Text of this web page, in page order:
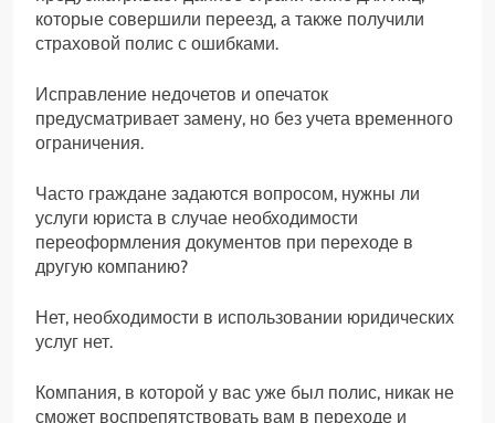
которые совершили переезд, а также получили
страховой полис с ошибками.
Исправление недочетов и опечаток
предусматривает замену, но без учета временного
ограничения.
Часто граждане задаются вопросом, нужны ли
услуги юриста в случае необходимости
переоформления документов при переходе в
другую компанию?
Нет, необходимости в использовании юридических
услуг нет.
Компания, в которой у вас уже был полис, никак не
сможет воспрепятствовать вам в переходе и